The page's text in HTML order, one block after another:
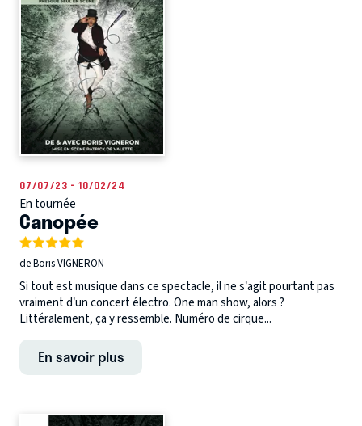
07/07/23 - 10/02/24
En tournée
Canopée
de Boris VIGNERON
Si tout est musique dans ce spectacle, il ne s’agit pourtant pas
vraiment d’un concert électro. One man show, alors ?
Littéralement, ça y ressemble. Numéro de cirque...
En savoir plus